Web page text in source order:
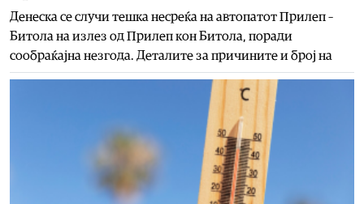
Денеска се случи тешка несреќа на автопатот Прилеп –
Битола на излез од Прилеп кон Битола, поради
сообраќајна незгода. Деталите за причините и број на